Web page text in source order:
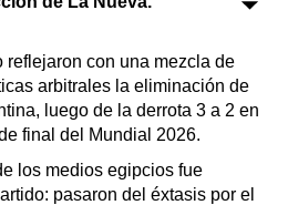
reflejaron con una mezcla de
arbitrales la eliminación de
luego de la derrota 3 a 2 en
final del Mundial 2026.
los medios egipcios fue
pasaron del éxtasis por el